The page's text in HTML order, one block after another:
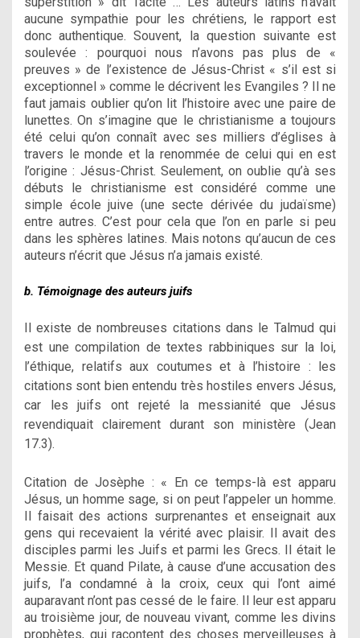
aucune sympathie pour les chrétiens, le rapport est
donc authentique. Souvent, la question suivante est
soulevée : pourquoi nous n’avons pas plus de «
preuves » de l’existence de Jésus-Christ « s’il est si
exceptionnel » comme le décrivent les Evangiles ? Il ne
faut jamais oublier qu’on lit l’histoire avec une paire de
lunettes. On s’imagine que le christianisme a toujours
été celui qu’on connaît avec ses milliers d’églises à
travers le monde et la renommée de celui qui en est
l’origine : Jésus-Christ. Seulement, on oublie qu’à ses
débuts le christianisme est considéré comme une
simple école juive (une secte dérivée du judaïsme)
entre autres. C’est pour cela que l’on en parle si peu
dans les sphères latines. Mais notons qu’aucun de ces
auteurs n’écrit que Jésus n’a jamais existé.
b. Témoignage des auteurs juifs
Il existe de nombreuses citations dans le Talmud qui
est une compilation de textes rabbiniques sur la loi,
l’éthique, relatifs aux coutumes et à l’histoire : les
citations sont bien entendu très hostiles envers Jésus,
car les juifs ont rejeté la messianité que Jésus
revendiquait clairement durant son ministère (Jean
17.3).
Citation de Josèphe : « En ce temps-là est apparu
Jésus, un homme sage, si on peut l’appeler un homme.
Il faisait des actions surprenantes et enseignait aux
gens qui recevaient la vérité avec plaisir. Il avait des
disciples parmi les Juifs et parmi les Grecs. Il était le
Messie. Et quand Pilate, à cause d’une accusation des
juifs, l’a condamné à la croix, ceux qui l’ont aimé
auparavant n’ont pas cessé de le faire. Il leur est apparu
au troisième jour, de nouveau vivant, comme les divins
prophètes, qui racontent des choses merveilleuses à